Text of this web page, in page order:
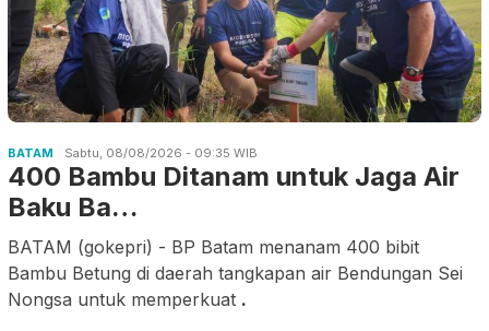
BATAM Sabtu, 08/08/2026 - 09:35 WIB
400 Bambu Ditanam untuk Jaga Air
Baku Ba…
BATAM (gokepri) - BP Batam menanam 400 bibit
Bambu Betung di daerah tangkapan air Bendungan Sei
Nongsa untuk memperkuat .